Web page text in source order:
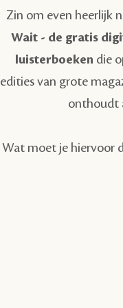
Zin om even heerlijk
Wait - de gratis
luisterboeken die
edities van grote
onthoudt
Wat moet je hiervoor